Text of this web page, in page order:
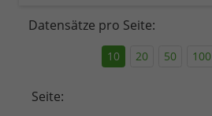
Datensätze pro Seite:
10 20 50 100
Seite: